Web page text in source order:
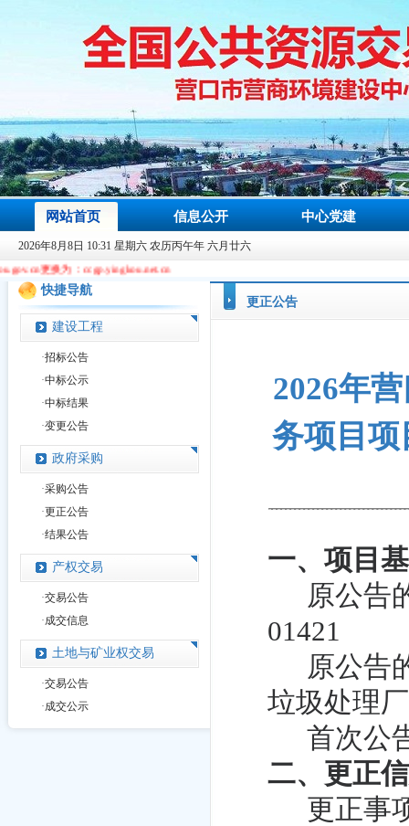
网站首页 信息公开 中心党建
2026年8月8日 10:31 星期六 农历丙午年 六月廿六
为：ccgp.yingkou.net.cn
快捷导航
建设工程
·招标公告
·中标公示
·中标结果
·变更公告
政府采购
·采购公告
·更正公告
·结果公告
产权交易
·交易公告
·成交信息
土地与矿业权交易
·交易公告
·成交公示
更正公告
2026年
务项目项
一、项目
原公告
01421
原公告
垃圾处理
首次公
二、更正
更正事